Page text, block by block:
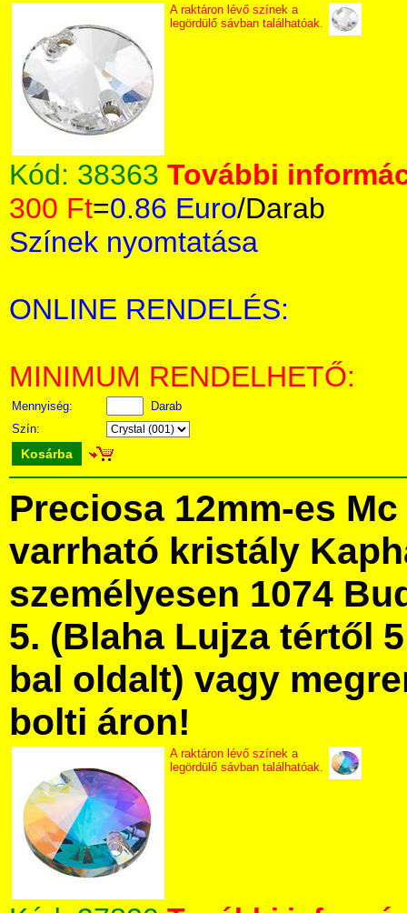
A raktáron lévő színek a
legördülő sávban találhatóak.
Kód: 38363 További
300 Ft=0.86 Euro/Darab
Színek nyomtatása
ONLINE RENDELÉS:
MINIMUM RENDELHETŐ:
Mennyiség:
Darab
Szín:
Kosárba
Preciosa 12mm-es
varrható kristály
személyesen 1074
5. (Blaha Lujza tértől
bal oldalt) vagy
bolti áron!
A raktáron lévő színek a
legördülő sávban találhatóak.